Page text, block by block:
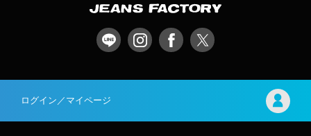
ログイン／マイページ